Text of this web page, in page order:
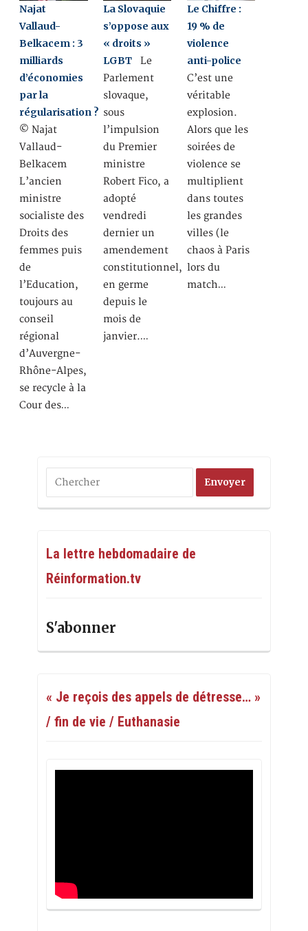
Najat
Vallaud-
Belkacem : 3
milliards
d’économies
par la
régularisation ?
© Najat
Vallaud-
Belkacem
L’ancien
ministre
socialiste des
Droits des
femmes puis
de
l’Education,
toujours au
conseil
régional
d’Auvergne-
Rhône-Alpes,
se recycle à la
Cour des…
La Slovaquie
s’oppose aux
« droits »
LGBT Le
Parlement
slovaque,
sous
l’impulsion
du Premier
ministre
Robert Fico, a
adopté
vendredi
dernier un
amendement
constitutionnel,
en germe
depuis le
mois de
janvier.…
Le Chiffre :
19 % de
violence
anti-police
C’est une
véritable
explosion.
Alors que les
soirées de
violence se
multiplient
dans toutes
les grandes
villes (le
chaos à Paris
lors du
match…
La lettre hebdomadaire de
Réinformation.tv
S'abonner
« Je reçois des appels de détresse… »
/ fin de vie / Euthanasie